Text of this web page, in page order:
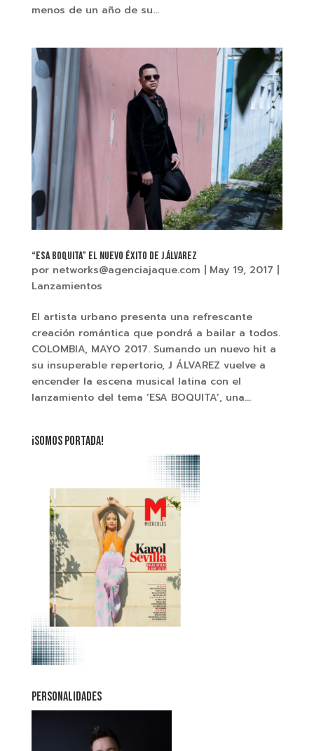
menos de un año de su...
“ESA BOQUITA” El nuevo éxito de J.ÁLVAREZ
por networks@agenciajaque.com | May 19, 2017 |
Lanzamientos
El artista urbano presenta una refrescante
creación romántica que pondrá a bailar a todos.
COLOMBIA, MAYO 2017. Sumando un nuevo hit a
su insuperable repertorio, J ÁLVAREZ vuelve a
encender la escena musical latina con el
lanzamiento del tema ‘ESA BOQUITA’, una...
¡SOMOS PORTADA!
PERSONALIDADES